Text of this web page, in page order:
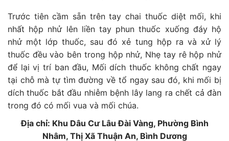
Trước tiên cầm sẵn trên tay chai thuốc diệt mối, khi
nhất hộp nhử lên liền tay phun thuốc xuống đáy hộ
nhử một lớp thuốc, sau đó xẻ tung hộp ra và xử lý
thuốc đều vào bên trong hộp nhử, Nhẹ tay rê hộp nhử
để lại vị trí ban đầu, Mối dích thuốc không chất ngay
tại chỗ mà tự tìm đường về tổ ngay sau đó, khi mối bị
dích thuốc bắt đầu nhiễm bệnh lây lang ra chết cả đàn
trong đó có mối vua và mối chúa.
Địa chỉ: Khu Dâu Cư Lâu Đài Vàng, Phường Bình
Nhâm, Thị Xã Thuận An, Bình Dương